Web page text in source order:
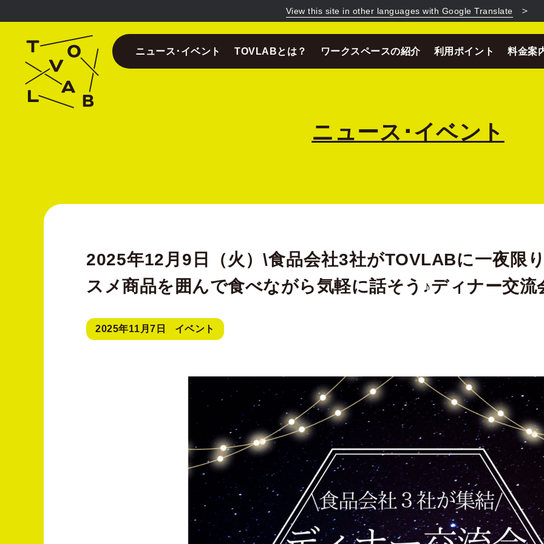
View this site in other languages with Google Translate ＞
ニュース･イベント TOVLABとは？ ワークスペースの紹介 利用ポイント 料金案
ニュース･イベント
2025年12月9日（火）\食品会社3社がTOVLABに一夜限
スメ商品を囲んで食べながら気軽に話そう♪ディナー交流
2025年11月7日 イベント